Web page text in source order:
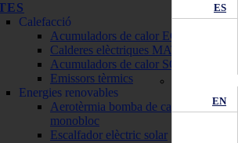
ES
EN
Calefacció
Acumuladors de calor ECOMBI
Calderes elèctriques MATTIRA
Acumuladors de calor SOLAR
Emissors tèrmics
Energies renovables
Aerotèrmia bomba de calor
monobloc
Escalfador elèctric solar